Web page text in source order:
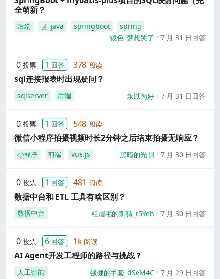
全萌新？
后端 java springboot
spring
银色_梦想哭了
7 月 31 日回答
0 投票 1 回答 378 阅读
sql连接报表时出现疑问？
sqlserver 后端 永以为好 7 月 31 日回答
0 投票 1 回答 548 阅读
微信小程序拍摄视频时长2分钟之后结束拍摄无响应？
小程序 前端 vue.js 黑暗的光明 7 月 30 日回答
0 投票 1 回答 481 阅读
数据中台和 ETL 工具有啥区别？
数据中台 粗眉毛的刺猬_r5Yeh 7 月 30 日回答
0 投票 6 回答 1k 阅读
AI Agent开发工程师的路径与挑战？
人工智能 强健的手套_dSeM4C 7 月 29 日回答